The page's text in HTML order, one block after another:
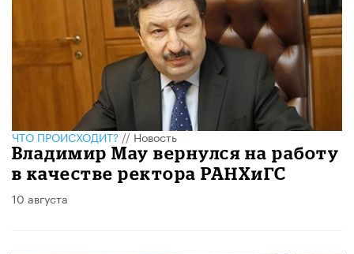
ЧТО ПРОИСХОДИТ?//Новость
Владимир Мау вернулся на работу
в качестве ректора РАНХиГС
10 августа